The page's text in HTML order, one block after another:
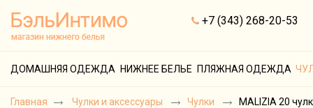
+7 (343) 268-20-53
ДОМАШНЯЯ ОДЕЖДА НИЖНЕЕ БЕЛЬЕ ПЛЯЖНАЯ ОДЕЖДА
Главная Чулки и аксессуары Чулки MALIZIA 20